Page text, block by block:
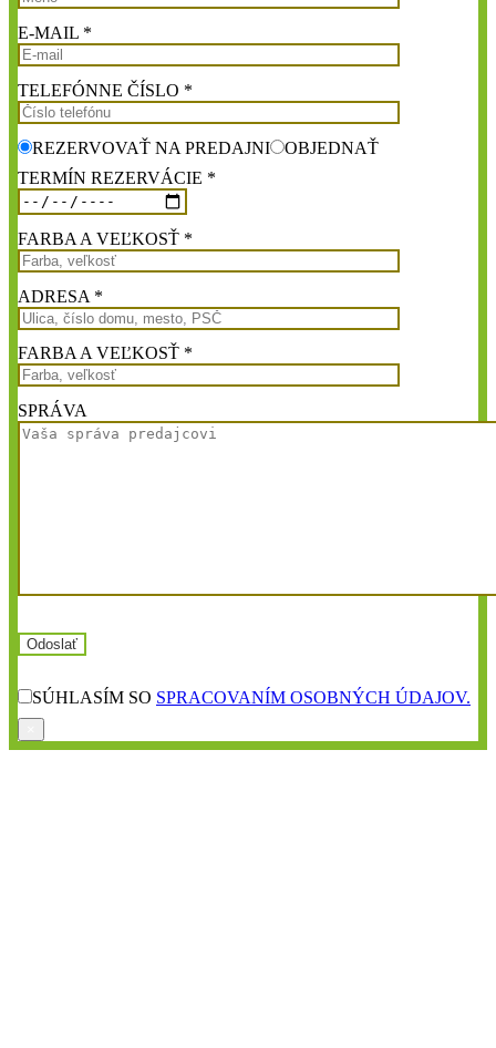
E-MAIL *
TELEFÓNNE ČÍSLO *
REZERVOVAŤ NA PREDAJNI
OBJEDNAŤ
TERMÍN REZERVÁCIE *
FARBA A VEĽKOSŤ *
ADRESA *
FARBA A VEĽKOSŤ *
SPRÁVA
SÚHLASÍM SO SPRACOVANÍM OSOBNÝCH ÚDAJOV.